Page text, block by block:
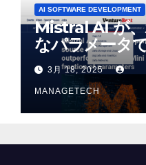
AI SOFTWARE DEVELOPMENT
Mistral AI が
なパラメータ
4o Mini を上回
いオープンソー
デルをリリース
VentureBeat
3月 18, 2025
MANAGETECH